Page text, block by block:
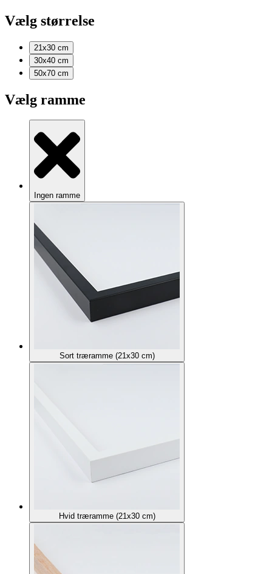
Vælg størrelse
21x30 cm
30x40 cm
50x70 cm
Vælg ramme
Ingen ramme
Sort træramme (21x30 cm)
Hvid træramme (21x30 cm)